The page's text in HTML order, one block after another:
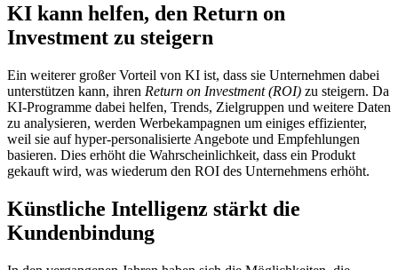
KI kann helfen, den Return on
Investment zu steigern
Ein weiterer großer Vorteil von KI ist, dass sie Unternehmen dabei
unterstützen kann, ihren Return on Investment (ROI) zu steigern. Da
KI-Programme dabei helfen, Trends, Zielgruppen und weitere Daten
zu analysieren, werden Werbekampagnen um einiges effizienter,
weil sie auf hyper-personalisierte Angebote und Empfehlungen
basieren. Dies erhöht die Wahrscheinlichkeit, dass ein Produkt
gekauft wird, was wiederum den ROI des Unternehmens erhöht.
Künstliche Intelligenz stärkt die
Kundenbindung